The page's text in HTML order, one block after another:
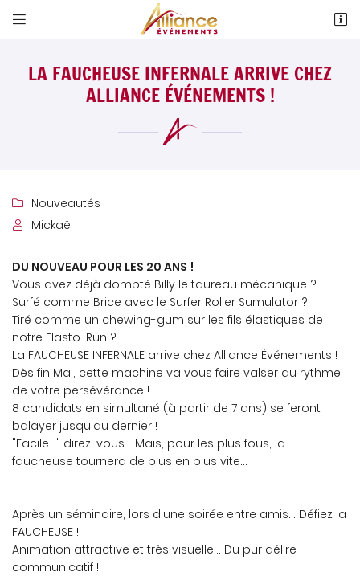
 
4 Allée Evariste Gallois
02 48 24 76 19
 Newsletter à recevoir
En cochant cette case, vous consentez à recevoir nos propositions
commerciales à l'adresse email indiqué ci-dessus. Vous pouvez vous
désinscrire à tout moment en utilisant
INSCRIPTION
LA FAUCHEUSE INFERNALE ARRIVE CHEZ
ALLIANCE ÉVÉNEMENTS !
 Nouveautés
 Mickaël
DU NOUVEAU POUR LES 20 ANS !
Vous avez déjà dompté Billy le taureau mécanique ?
Surfé comme Brice avec le Surfer Roller Sumulator ?
Tiré comme un chewing-gum sur les fils élastiques de
notre Elasto-Run ?...
La FAUCHEUSE INFERNALE arrive chez Alliance Événements !
Dès fin Mai, cette machine va vous faire valser au rythme
de votre persévérance !
8 candidats en simultané (à partir de 7 ans) se feront
balayer jusqu'au dernier !
"Facile..." direz-vous... Mais, pour les plus fous, la
faucheuse tournera de plus en plus vite...
Après un séminaire, lors d'une soirée entre amis... Défiez la
FAUCHEUSE !
Animation attractive et très visuelle... Du pur délire
communicatif !